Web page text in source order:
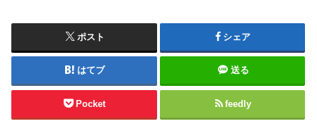
ポスト シェア
はてブ 送る
Pocket feedly